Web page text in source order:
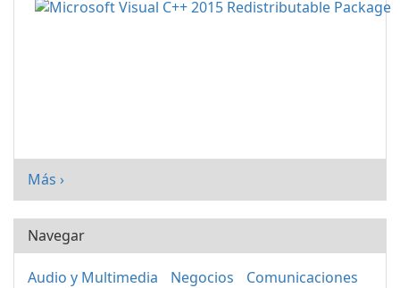
Más ›
Navegar
Audio y Multimedia Negocios
Comunicaciones